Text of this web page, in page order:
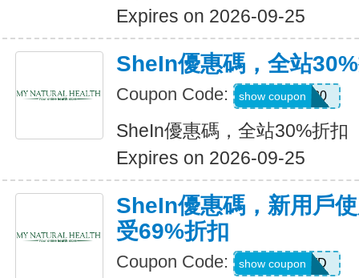
Expires on 2026-09-25
SheIn優惠碼，全站
Coupon Code: AFFILI30
show coupon
SheIn優惠碼，全站30%折扣
Expires on 2026-09-25
SheIn優惠碼，新用戶
受69%折扣
Coupon Code: HR2TQWD
show coupon